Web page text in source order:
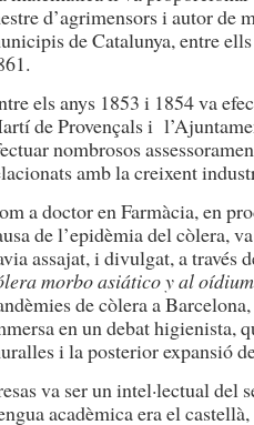
d’agrimensors i autor de
de Catalunya, entre
els anys 1853 i 1854 va
de Provençals i
nombrosos
amb la creixent
a doctor en Farmàcia, en
de l’epidèmia del còlera,
assajat, i divulgat, a través
morbo asiático y al
de còlera a
en un debat higienista,
i la posterior expansió
va ser un intel·lectual del
acadèmica era el